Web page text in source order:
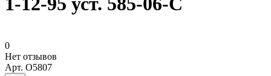
0
Нет отзывов
Арт. O5807